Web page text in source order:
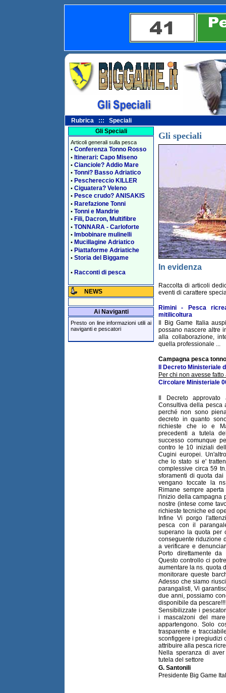
Rubrica ::: Speciali
Gli Speciali
Articoli generali sulla pesca
• Conferenza Tonno Rosso
• Itinerari: Capo Miseno
• Cianciole? Addio Mare
• Tonni? Basso Adriatico
• Peschereccio KILLER
• Ciguatera? Veleno
• Pesce crudo? ANISAKIS
• Rarefazione Tonni
• Tonni e Mandrie
• Fili, Dacron, Multifibre
• TONNARA - Carloforte
• Imbobinare mulinelli
• Mucillagine Adriatico
• Piattaforme Adriatiche
• Storia del Biggame
• Racconti di pesca
NEWS
Ai Naviganti
Presto on line informazioni utili ai
naviganti e pescatori
Gli speciali
In evidenza
Raccolta di articoli
eventi di carattere
Rimini - Pesca
mitilicoltura
Il Big Game Italia
possano nascere altre
alla collaborazione,
quella professionale ...
Campagna pesca
Il Decreto Ministeriale
Per chi non avesse
Circolare Ministeriale
Il Decreto
Consultiva della pesca
perché non sono
decreto in quanto
richieste che io e
precedenti a tutela
successo comunque
contro le 10 iniziali
Cugini europei.
che lo stato si e'
complessive circa 59
sforamenti di quota
vengano toccate la
Rimane sempre
l'inizio della campagna
nostre (intese come
richieste tecniche ed
Infine Vi porgo
pesca con il
superano la quota per
conseguente riduzione
a verificare e
Porto direttamente
Questo controllo ci
aumentare la ns. quota
monitorare queste
Adesso che siamo
parangalisti, Vi
due anni, possiamo
disponibile da
Sensibilizzate i
i mascalzoni del
appartengono. Solo
trasparente e
sconfiggere i pregiudizi
attribuire alla pesca
Nella speranza di
tutela del settore
G. Santonili
Presidente Big Game